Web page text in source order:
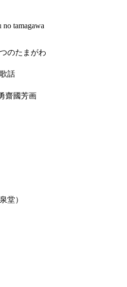
no tamagawa
のたまがわ
話
齋國芳画
堂）